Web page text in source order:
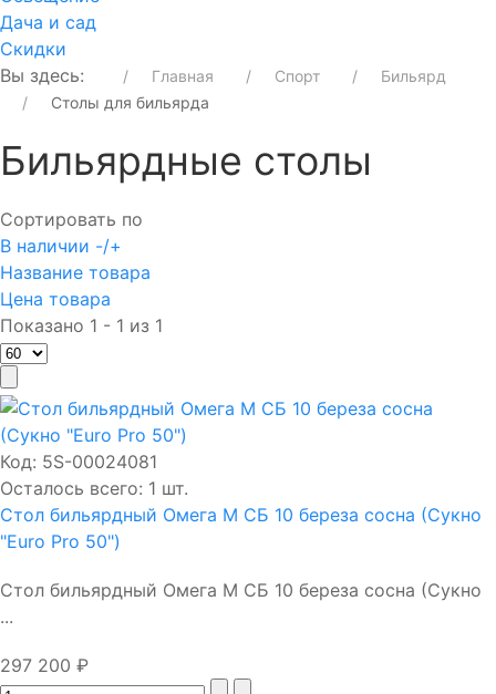
Дача и сад
Скидки
Вы здесь:
Главная Спорт
Бильярд
Столы для бильярда
Бильярдные столы
Сортировать по
В наличии -/+
Название товара
Цена товара
Показано 1 - 1 из 1
Код: 5S-00024081
Осталось всего: 1 шт.
Стол бильярдный Омега М СБ 10 береза сосна (Сукно
"Euro Pro 50")
Стол бильярдный Омега М СБ 10 береза сосна (Сукно
...
297 200 ₽